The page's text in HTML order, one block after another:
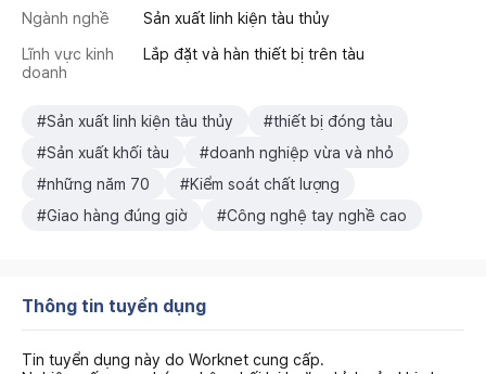
Ngành nghề
Sản xuất linh kiện tàu thủy
Lĩnh vực kinh
doanh
Lắp đặt và hàn thiết bị trên tàu
#Sản xuất linh kiện tàu thủy
#thiết bị đóng tàu
#Sản xuất khối tàu
#doanh nghiệp vừa và nhỏ
#những năm 70
#Kiểm soát chất lượng
#Giao hàng đúng giờ
#Công nghệ tay nghề cao
Thông tin tuyển dụng
Tin tuyển dụng này do Worknet cung cấp.